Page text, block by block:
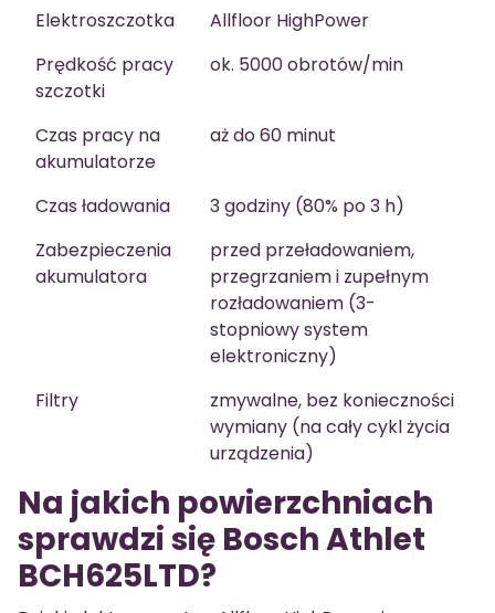
Elektroszczotka
Allfloor HighPower
Prędkość pracy
szczotki
ok. 5000 obrotów/min
Czas pracy na
akumulatorze
aż do 60 minut
Czas ładowania
3 godziny (80% po 3 h)
Zabezpieczenia
akumulatora
przed przeładowaniem,
przegrzaniem i zupełnym
rozładowaniem (3-
stopniowy system
elektroniczny)
Filtry
zmywalne, bez konieczności
wymiany (na cały cykl życia
urządzenia)
Na jakich powierzchniach
sprawdzi się Bosch Athlet
BCH625LTD?